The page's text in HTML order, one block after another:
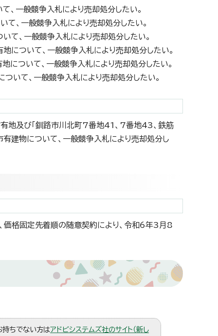
、一般競争入札により売却処分したい。
、一般競争入札により売却処分したい。
て、一般競争入札により売却処分したい。
について、一般競争入札により売却処分したい。
について、一般競争入札により売却処分したい。
いて、一般競争入札により売却処分したい。
地及び「釧路市川北町7番地41、7番地43、鉄筋
建物について、一般競争入札により売却処分し
価格固定先着順の随意契約により、令和6年3月8
持ちでない方はアドビシステムズ社のサイト（新し